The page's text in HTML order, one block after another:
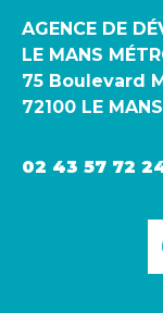
AGENCE DE
LE MANS
75 Boulevard
72100 LE MANS
02 43 57 72